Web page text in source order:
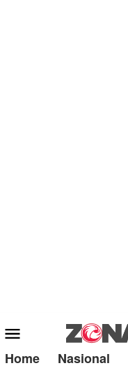
Mobile
Menu
Home Nasional